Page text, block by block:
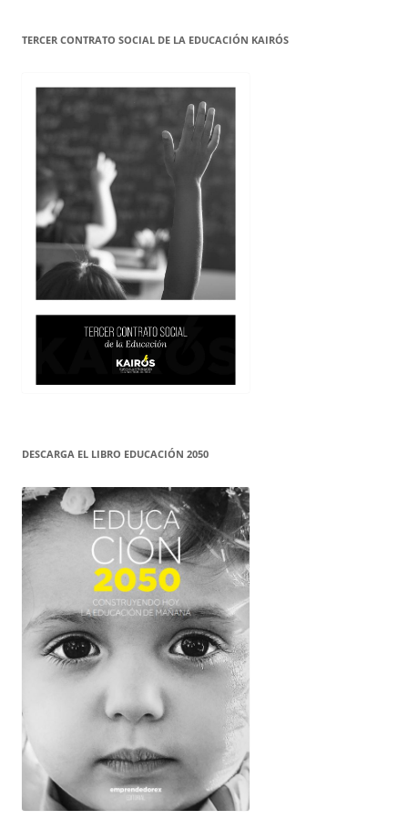
TERCER CONTRATO SOCIAL DE LA EDUCACIÓN KAIRÓS
DESCARGA EL LIBRO EDUCACIÓN 2050